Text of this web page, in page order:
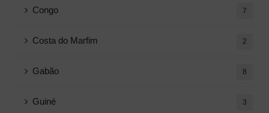
Congo 7
Costa do Marfim 2
Gabão 8
Guiné 3